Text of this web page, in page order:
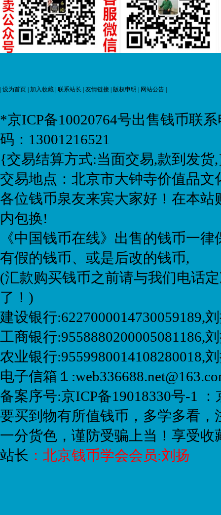
| 设为首页 | 加入收藏 | 联系站长 | 友情链接 | 版权申明 | 网站公告 |
*京ICP备10020764号出售钱币联系
码：13001216521
{交易结算方式:当面交易,款到发货
交易地点：北京市大钟寺价值品文
各位钱币泉友来宾大家好！在本
内包换!
《中国钱币在线》出售的钱币一
有假的钱币、或是后改的钱币,
(汇款购买钱币之前请与我们电话
了！)
建设银行:6227000014730059189,
工商银行:9558880200005081186,
农业银行:9559980014108280018,
电子信箱１
备案序号:京ICP备19018330号-1
要买到物有所值钱币，多学多看
一分货色，谨防受骗上当！享受收
站长 ： 北京钱币学会会员:刘扬